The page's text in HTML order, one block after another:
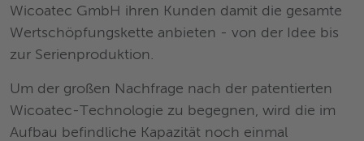
Wicoatec GmbH ihren Kunden damit die gesamte
Wertschöpfungskette anbieten - von der Idee bis
zur Serienproduktion.
Um der großen Nachfrage nach der patentierten
Wicoatec-Technologie zu begegnen, wird die im
Aufbau befindliche Kapazität noch einmal